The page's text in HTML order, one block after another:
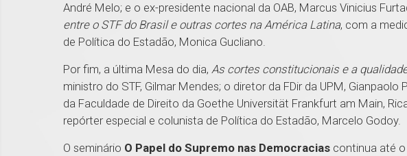
André Melo; e o ex-presidente nacional da OAB, Marcus Vinicius
entre o STF do Brasil e outras cortes na América Latina, com a
de Política do Estadão, Monica Gucliano.
Por fim, a última Mesa do dia, As cortes constitucionais e a
ministro do STF, Gilmar Mendes; o diretor da FDir da UPM,
da Faculdade de Direito da Goethe Universität Frankfurt am Main,
repórter especial e colunista de Política do Estadão, Marcelo Godoy.
O seminário O Papel do Supremo nas Democracias continua até